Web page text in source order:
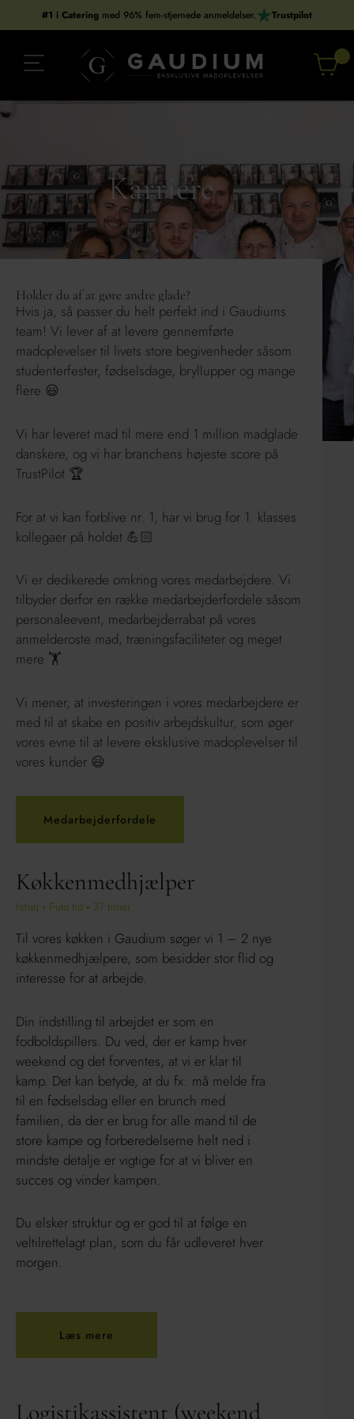
#1 i Catering med 96% fem-stjernede anmeldelser. Trustpilot
Karriere
Holder du af at gøre andre glade?
Hvis ja, så passer du helt perfekt ind i Gaudiums
team! Vi lever af at levere gennemførte
madoplevelser til livets store begivenheder såsom
studenterfester, fødselsdage, bryllupper og mange
flere 😃
Vi har leveret mad til mere end 1 million madglade
danskere, og vi har branchens højeste score på
TrustPilot 🏆
For at vi kan forblive nr. 1, har vi brug for 1. klasses
kollegaer på holdet 💪🏻
Vi er dedikerede omkring vores medarbejdere. Vi
tilbyder derfor en række medarbejderfordele såsom
personaleevent, medarbejderrabat på vores
anmelderoste mad, træningsfaciliteter og meget
mere 🏋
Vi mener, at investeringen i vores medarbejdere er
med til at skabe en positiv arbejdskultur, som øger
vores evne til at levere eksklusive madoplevelser til
vores kunder 😃
Medarbejderfordele
Køkkenmedhjælper
Ishøj • Fuld tid • 37 timer
Til vores køkken i Gaudium søger vi 1 – 2 nye
køkkenmedhjælpere, som besidder stor flid og
interesse for at arbejde.
Din indstilling til arbejdet er som en
fodboldspillers. Du ved, der er kamp hver
weekend og det forventes, at vi er klar til
kamp. Det kan betyde, at du fx. må melde fra
til en fødselsdag eller en brunch med
familien, da der er brug for alle mand til de
store kampe og forberedelserne helt ned i
mindste detalje er vigtige for at vi bliver en
succes og vinder kampen.
Du elsker struktur og er god til at følge en
veltilrettelagt plan, som du får udleveret hver
morgen.
Læs mere
Logistikassistent (weekend